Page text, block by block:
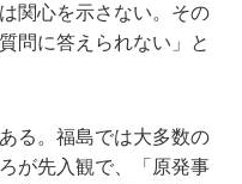
関心を示さない。その
問に答えられない」と
る。福島では大多数の
が先入観で、「原発事